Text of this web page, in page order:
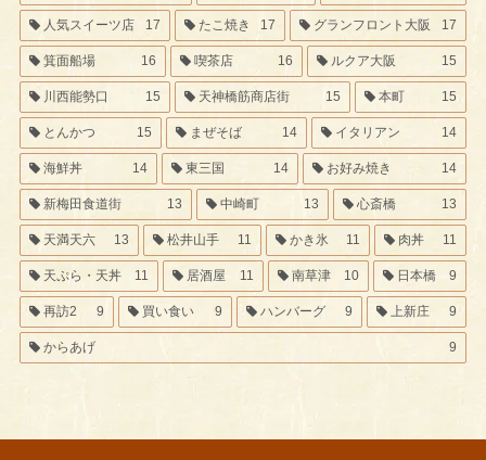
人気スイーツ店 17 たこ焼き 17 グランフロント大阪 17
箕面船場 16 喫茶店 16 ルクア大阪 15
川西能勢口 15 天神橋筋商店街 15 本町 15
とんかつ 15 まぜそば 14 イタリアン 14
海鮮丼 14 東三国 14 お好み焼き 14
新梅田食道街 13 中崎町 13 心斎橋 13
天満天六 13 松井山手 11 かき氷 11 肉丼 11
天ぷら・天丼 11 居酒屋 11 南草津 10 日本橋 9
再訪2 9 買い食い 9 ハンバーグ 9 上新庄 9
からあげ 9